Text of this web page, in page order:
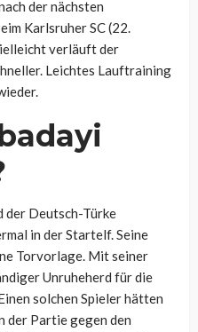
der nächsten
Karlsruher SC (22.
verläuft der
Leichtes Lauftraining
der Deutsch-Türke
in der Startelf. Seine
Torvorlage. Mit seiner
Unruheherd für die
solchen Spieler hätten
der Partie gegen den